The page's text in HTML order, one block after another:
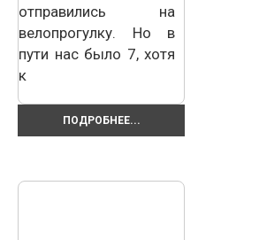
отправились на
велопрогулку. Но в
пути нас было 7, хотя
к
ПОДРОБНЕЕ...